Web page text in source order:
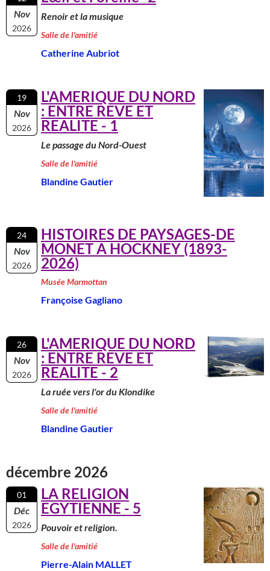
Nov
2026
Renoir et la musique
Salle de l'amitié
Catherine Aubriot
19
Nov
2026
L'AMERIQUE DU NORD
: ENTRE REVE ET
REALITE - 1
Le passage du Nord-Ouest
Salle de l'amitié
Blandine Gautier
24
Nov
2026
HISTOIRES DE PAYSAGES-DE
MONET A HOCKNEY (1893-
2026)
Musée Marmottan
Françoise Gagliano
26
Nov
2026
L'AMERIQUE DU NORD
: ENTRE REVE ET
REALITE - 2
La ruée vers l'or du Klondike
Salle de l'amitié
Blandine Gautier
décembre 2026
01
Déc
2026
LA RELIGION
EGYTIENNE - 5
Pouvoir et religion.
Salle de l'amitié
Pierre-Alain MALLET